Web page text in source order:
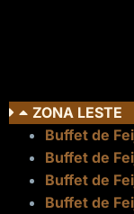
ZONA LESTE
Buffet de
Buffet de
Buffet de
Buffet de